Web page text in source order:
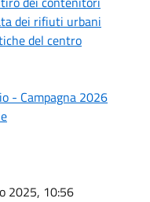
dei rifiuti urbani
del centro
- Campagna 2026
2025, 10:56